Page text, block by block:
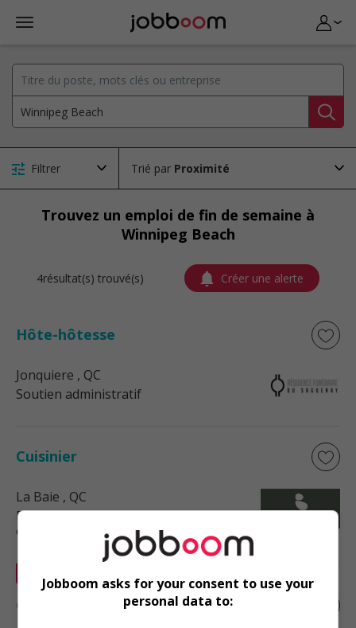
Filtrer Trié par
Trouvez un emploi de fin de semaine à
Winnipeg Beach
4résultat(s) trouvé(s) Créer une alerte
Hôte-hôtesse
Jonquiere , QC
Soutien administratif
Cuisinier
La Baie , QC
Restauration, hôtellerie, tourisme
et loisirs
Grillardin
Jobboom asks for your consent to use your
personal data to: